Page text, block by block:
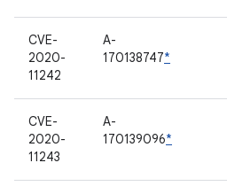
CVE-
2020-
11242
A-
170138747*
CVE-
2020-
11243
A-
170139096*